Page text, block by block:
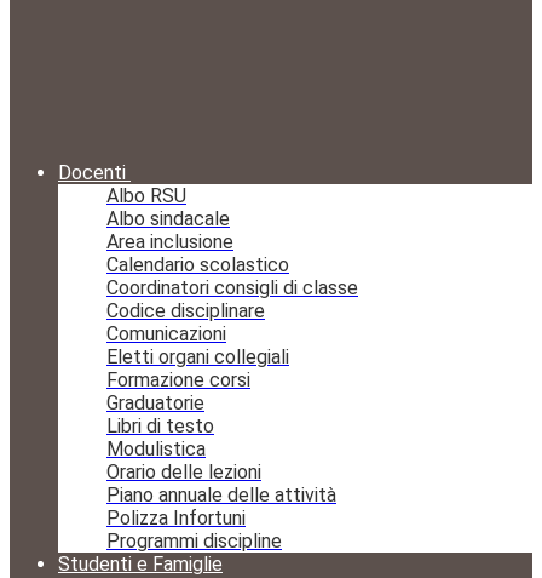
Docenti
Albo RSU
Albo sindacale
Area inclusione
Calendario scolastico
Coordinatori consigli di classe
Codice disciplinare
Comunicazioni
Eletti organi collegiali
Formazione corsi
Graduatorie
Libri di testo
Modulistica
Orario delle lezioni
Piano annuale delle attività
Polizza Infortuni
Programmi discipline
Studenti e Famiglie